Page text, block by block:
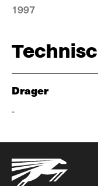
1997
Drager
-